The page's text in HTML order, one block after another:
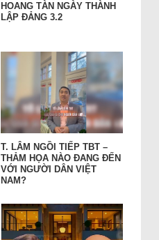
HOANG TÀN NGÀY THÀNH
LẬP ĐẢNG 3.2
T. LÂM NGỒI TIẾP TBT –
THẢM HỌA NÀO ĐANG ĐẾN
VỚI NGƯỜI DÂN VIỆT
NAM?